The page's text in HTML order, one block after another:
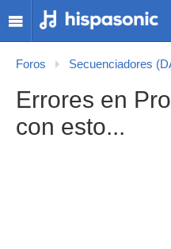
Foros Secuenciadores
Errores en
con esto...